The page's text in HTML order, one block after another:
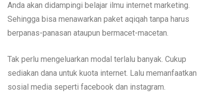
Anda akan didampingi belajar ilmu internet marketing.
Sehingga bisa menawarkan paket aqiqah tanpa harus
berpanas-panasan ataupun bermacet-macetan.
Tak perlu mengeluarkan modal terlalu banyak. Cukup
sediakan dana untuk kuota internet. Lalu memanfaatkan
sosial media seperti facebook dan instagram.